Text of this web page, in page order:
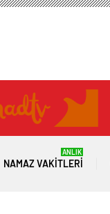
NAMAZ VAKITLERI
ANLIK